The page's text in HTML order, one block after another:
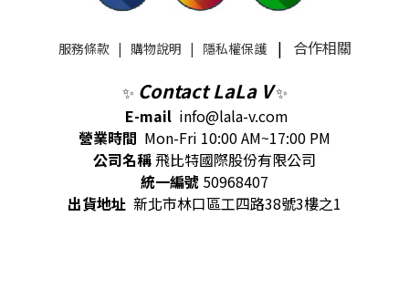
服務條款| 購物說明 | 隱私權保護| 合作相關
✨ Contact LaLa V✨
E-mail info@lala-v.com
營業時間 Mon-Fri 10:00 AM~17:00 PM
公司名稱飛比特國際股份有限公司
統一編號 50968407
出貨地址 新北市林口區工四路38號3樓之1